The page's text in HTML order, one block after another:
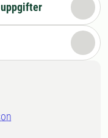
uppgifter